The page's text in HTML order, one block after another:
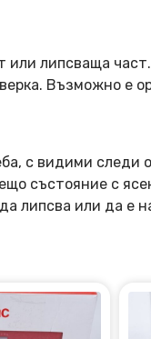
липсваща
Възможно е
с видими
състояние с
липсва или да е